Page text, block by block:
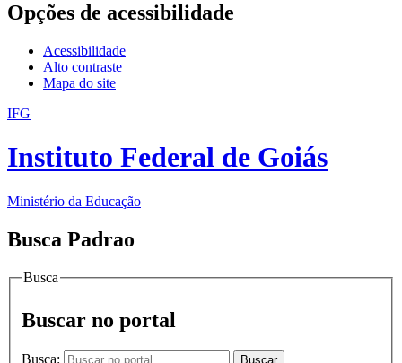
Opções de acessibilidade
Acessibilidade
Alto contraste
Mapa do site
IFG
Instituto Federal de Goiás
Ministério da Educação
Busca Padrao
Busca
Buscar no portal
Busca: Buscar